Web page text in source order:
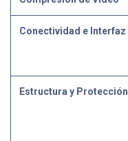
Conectividad e Interfaz
Estructura y Protección